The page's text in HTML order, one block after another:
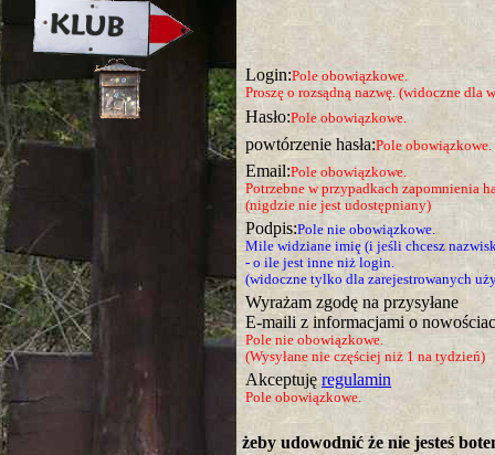
Login:Pole obowiązkowe.
Proszę o rozsądną nazwę. (widoczne dla
Hasło:Pole obowiązkowe.
powtórzenie hasła:Pole obowiązkowe.
Email:Pole obowiązkowe.
Potrzebne w przypadkach zapomnienia
(nigdzie nie jest udostępniany)
Podpis:Pole nie obowiązkowe.
Mile widziane imię (i jeśli chcesz
- o ile jest inne niż login.
(widoczne tylko dla zarejestrowanych
Wyrażam zgodę na przysyłane
E-maili z informacjami o
Pole nie obowiązkowe.
(Wysyłane nie częściej niż 1 na tydzień)
Akceptuję regulamin
Pole obowiązkowe.
żeby udowodnić że nie jesteś